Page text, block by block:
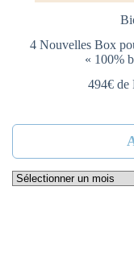
4 Nouvelles Box
« 100%
494€ de
Archives